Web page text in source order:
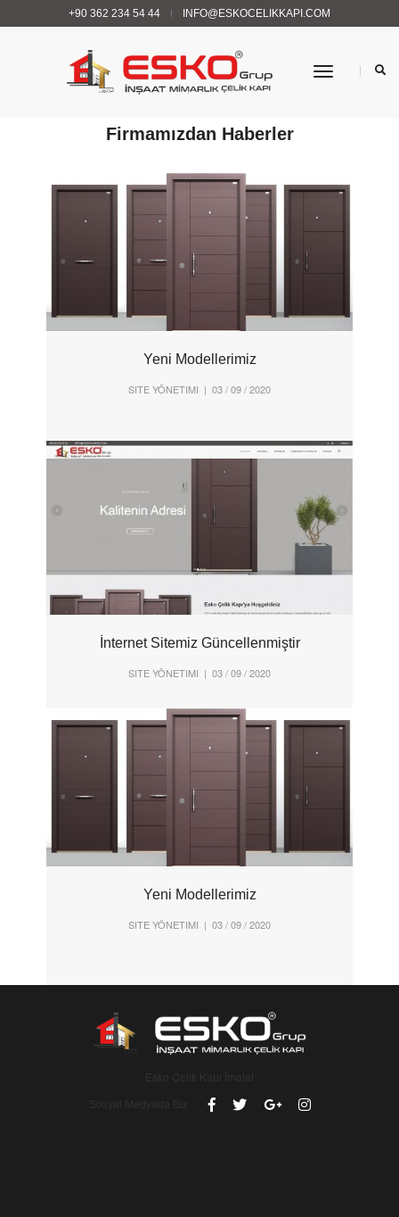
+90 362 234 54 44 INFO@ESKOCELIKKAPI.COM
Menü
Firmamızdan Haberler
Yeni Modellerimiz
SITE YÖNETIMI | 03 / 09 / 2020
İnternet Sitemiz Güncellenmiştir
SITE YÖNETIMI | 03 / 09 / 2020
Yeni Modellerimiz
SITE YÖNETIMI | 03 / 09 / 2020